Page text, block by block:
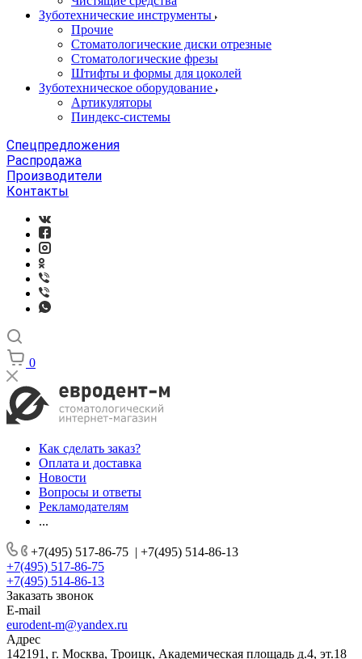
Зуботехнические инструменты
Прочие
Стоматологические диски отрезные
Стоматологические фрезы
Штифты и формы для цоколей
Зуботехническое оборудование
Артикуляторы
Пиндекс-системы
Спецпредложения
Распродажа
Производители
Контакты
0
Как сделать заказ?
Оплата и доставка
Новости
Вопросы и ответы
Рекламодателям
...
+7(495) 517-86-75 | +7(495) 514-86-13
+7(495) 517-86-75
+7(495) 514-86-13
Заказать звонок
E-mail
eurodent-m@yandex.ru
Адрес
142191, г. Москва, Троицк, Академическая площадь д.4, эт.18